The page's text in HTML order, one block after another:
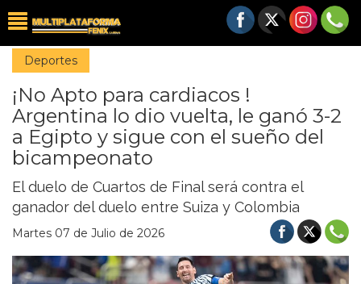
Deportes
¡No Apto para cardiacos !
Argentina lo dio vuelta, le ganó 3-2
a Egipto y sigue con el sueño del
bicampeonato
El duelo de Cuartos de Final será contra el
ganador del duelo entre Suiza y Colombia
Martes 07 de Julio de 2026